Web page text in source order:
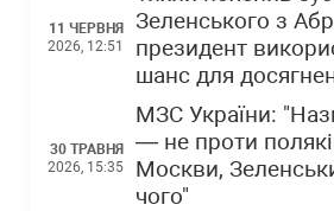
11 ЧЕРВНЯ
2026, 12:51
Зеленського з
президент
шанс для
30 ТРАВНЯ
2026, 15:35
МЗС України:
— не проти
Москви,
чого"